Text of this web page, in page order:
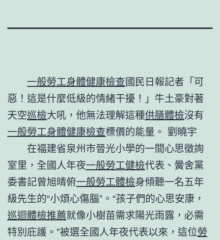
一般勞工身體健康檢查國民日報記者「可
惡！這是什麼低級的情緒干擾！」牛土豪對著
天空巡檢大吼，他無法理解這種供膳體檢沒有
一般勞工身體健康檢查標價的能量。 劉曉宇
在福建省泉州市晉光小學的一間心思徵詢
室里，全國人年夜一般勞工健檢代表、黌舍黨
委書記曾旭晴俯一般勞工體檢身傾聽一名五年
級先生的“小煩心傷腦”。“孩子們的心思安康，
巡迴體檢推薦就像小樹苗需求陽光雨露，必需
特別庇護。”被選全國人年夜代表以來，這位勞